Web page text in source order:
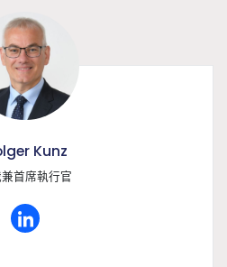
Kunz
首席執行官